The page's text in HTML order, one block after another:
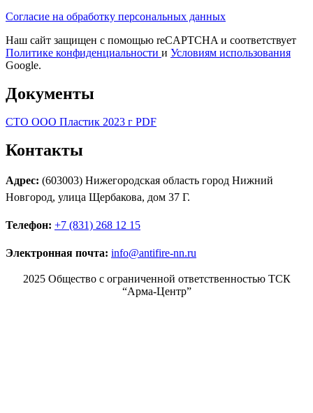
Согласие на обработку персональных данных
Наш сайт защищен с помощью reCAPTCHA и соответствует
Политике конфиденциальности и Условиям использования
Google.
Документы
СТО ООО Пластик 2023 г PDF
Контакты
Адрес: (603003) Нижегородская область город Нижний
Новгород, улица Щербакова, дом 37 Г.
Телефон: +7 (831) 268 12 15
Электронная почта: info@antifire-nn.ru
2025 Общество с ограниченной ответственностью ТСК
“Арма-Центр”